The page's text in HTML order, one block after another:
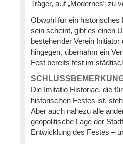
Träger, auf „Modernes“ zu
Obwohl für ein historisches
sein scheint, gibt es einen
bestehender Verein
hingegen, übernahm ein
Fest bereits fest im
Die Imitatio Historiae, die
historischen Festes ist,
Aber auch nahezu alle
geopolitische Lage der
Entwicklung des Festes –